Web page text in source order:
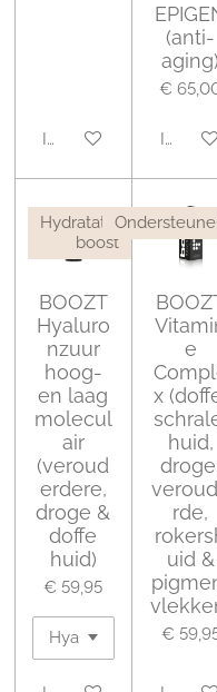
In winkelwagen
(anti-
aging)
€
In
Hydratatie
boost
BOOZT
Hyaluro
nzuur
hoog-
en laag
molecul
air
(veroud
erdere,
droge &
doffe
huid)
€ 59,95
e
x
huid,
rde,
uid &
€